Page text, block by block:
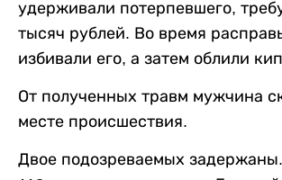
удерживали потерпевшего,
тысяч рублей. Во время
избивали его, а затем облили
От полученных травм мужчина
месте происшествия.
Двое подозреваемых